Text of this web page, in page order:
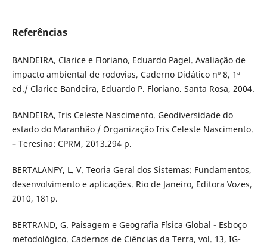
Referências
BANDEIRA, Clarice e Floriano, Eduardo Pagel. Avaliação de
impacto ambiental de rodovias, Caderno Didático nº 8, 1ª
ed./ Clarice Bandeira, Eduardo P. Floriano. Santa Rosa, 2004.
BANDEIRA, Iris Celeste Nascimento. Geodiversidade do
estado do Maranhão / Organização Iris Celeste Nascimento.
– Teresina: CPRM, 2013.294 p.
BERTALANFY, L. V. Teoria Geral dos Sistemas: Fundamentos,
desenvolvimento e aplicações. Rio de Janeiro, Editora Vozes,
2010, 181p.
BERTRAND, G. Paisagem e Geografia Física Global - Esboço
metodológico. Cadernos de Ciências da Terra, vol. 13, IG-